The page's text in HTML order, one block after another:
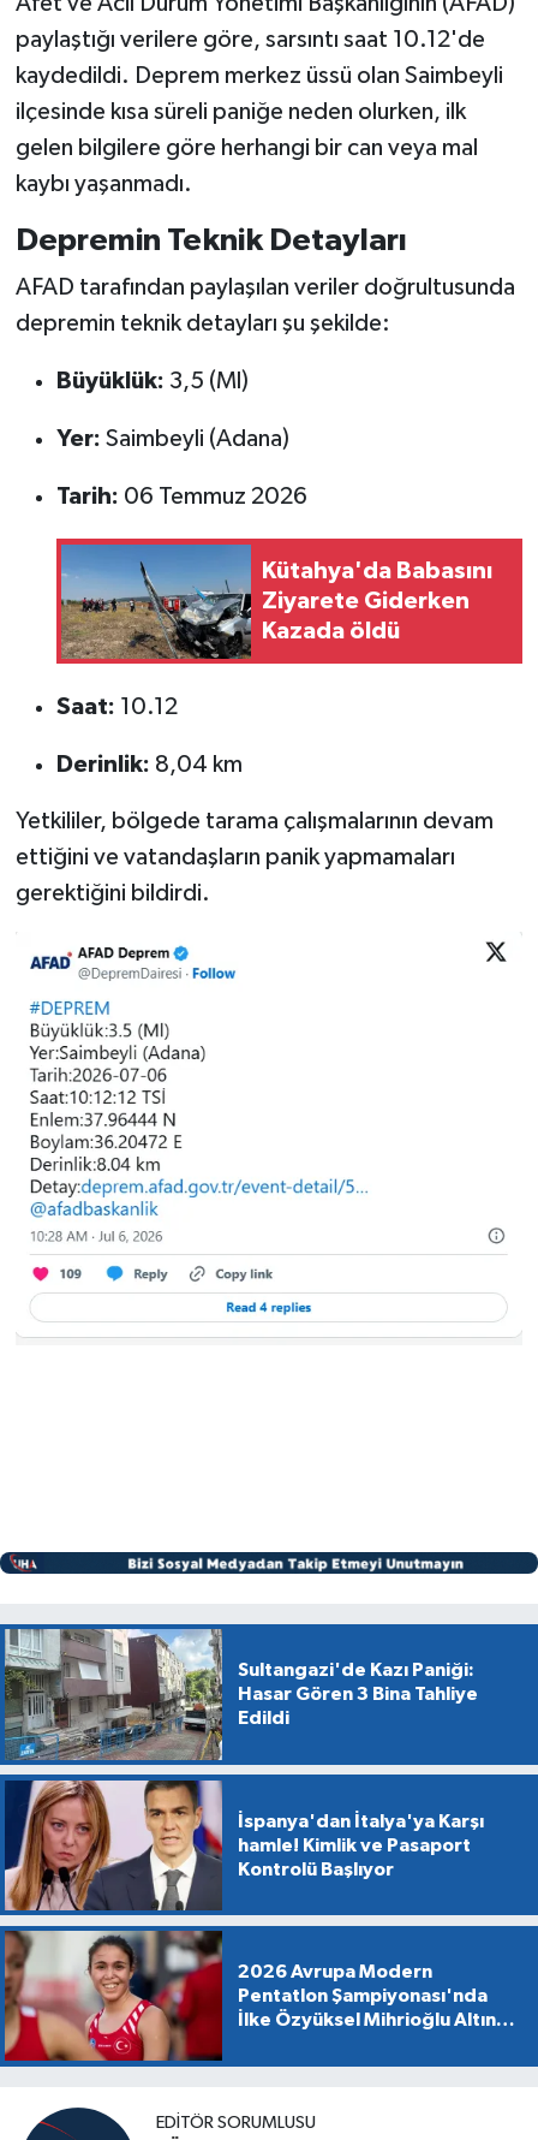
paylaştığı verilere göre, sarsıntı saat 10.12'de
kaydedildi. Deprem merkez üssü olan Saimbeyli
ilçesinde kısa süreli paniğe neden olurken, ilk
gelen bilgilere göre herhangi bir can veya mal
kaybı yaşanmadı.
Depremin Teknik Detayları
AFAD tarafından paylaşılan veriler doğrultusunda
depremin teknik detayları şu şekilde:
Büyüklük: 3,5 (Ml)
Yer: Saimbeyli (Adana)
Tarih: 06 Temmuz 2026
Kütahya'da Babasını
Ziyarete Giderken
Kazada öldü
Saat: 10.12
Derinlik: 8,04 km
Yetkililer, bölgede tarama çalışmalarının devam
ettiğini ve vatandaşların panik yapmamaları
gerektiğini bildirdi.
Sultangazi'de Kazı Paniği:
Hasar Gören 3 Bina Tahliye
Edildi
İspanya'dan İtalya'ya Karşı
hamle! Kimlik ve Pasaport
Kontrolü Başlıyor
2026 Avrupa Modern
Pentatlon Şampiyonası'nda
İlke Özyüksel Mihrioğlu Altın
EDİTÖR SORUMLUSU